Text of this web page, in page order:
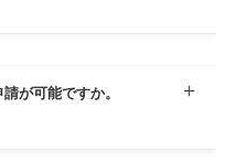
平日 9:30～18:00）
が可能ですか。